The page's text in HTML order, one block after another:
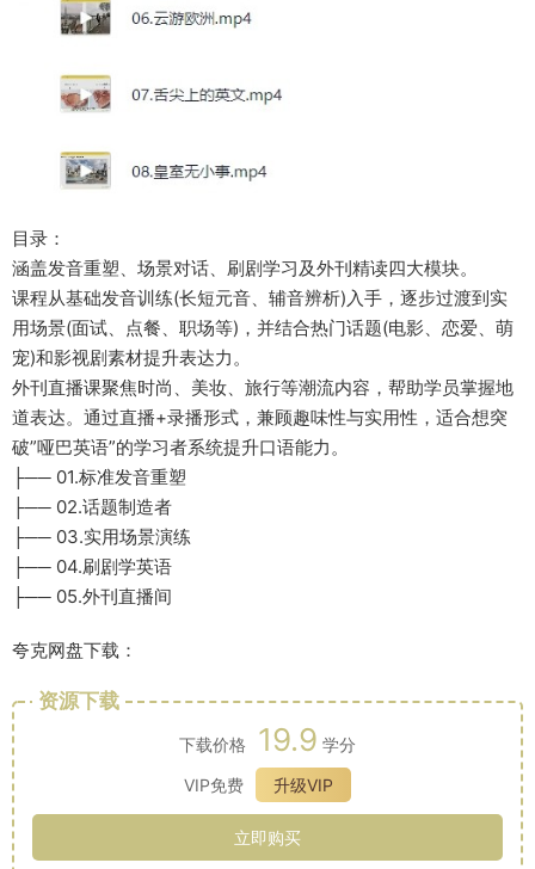
目录：
涵盖发音重塑、场景对话、刷剧学习及外刊精读四大模块。
课程从基础发音训练(长短元音、辅音辨析)入手，逐步过渡到实
用场景(面试、点餐、职场等)，并结合热门话题(电影、恋爱、萌
宠)和影视剧素材提升表达力。
外刊直播课聚焦时尚、美妆、旅行等潮流内容，帮助学员掌握地
道表达。通过直播+录播形式，兼顾趣味性与实用性，适合想突
破”哑巴英语”的学习者系统提升口语能力。
├── 01.标准发音重塑
├── 02.话题制造者
├── 03.实用场景演练
├── 04.刷剧学英语
├── 05.外刊直播间
夸克网盘下载：
资源下载
下载价格 19.9 学分
VIP免费
升级VIP
立即购买